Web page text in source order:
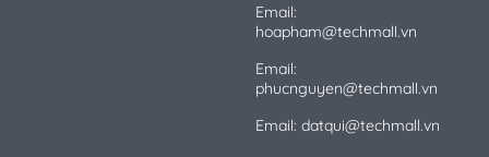
Email:
hoapham@techmall.vn
Email:
phucnguyen@techmall.vn
Email: datqui@techmall.vn